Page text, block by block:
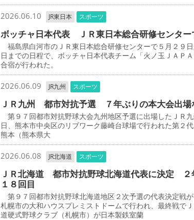
2026.06.10 JR東日本 スポーツ
ボッチャ日本代表 ＪＲ東日本総合研修センター
福島県白河市のＪＲ東日本総合研修センターで５月２９
日までの日程で、ボッチャ日本代表チーム「火ノ玉ＪＡＰ
合宿が行われた。
2026.06.09 JR九州 スポーツ
ＪＲ九州 都市対抗予選 ７年ぶりの本大会出場
第９７回都市対抗野球大会九州地区予選に出場したＪＲ
日、熊本市中央区のリブワーク藤崎台球場で行われた第２
熊本（熊本県大
2026.06.08 JR北海道 スポーツ
ＪＲ北海道 都市対抗野球北海道代表に決定 ２
１８回目
第９７回都市対抗野球北海道地区２次予選の代表決定戦が
札幌市の大和ハウスプレミストドームで行われ、最終戦で
道硬式野球クラブ（札幌市）が日本製鉄室蘭